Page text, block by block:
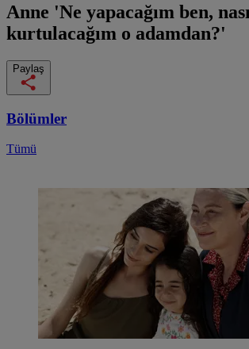
Anne 'Ne yapacağım ben,
kurtulacağım o adamdan?'
Paylaş
Bölümler
Tümü